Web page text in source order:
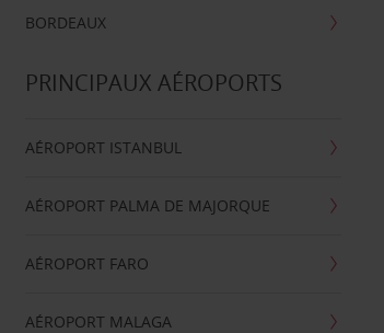
BORDEAUX
PRINCIPAUX AÉROPORTS
AÉROPORT ISTANBUL
AÉROPORT PALMA DE MAJORQUE
AÉROPORT FARO
AÉROPORT MALAGA